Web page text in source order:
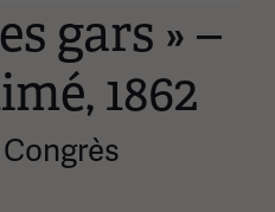
gars » –
1862